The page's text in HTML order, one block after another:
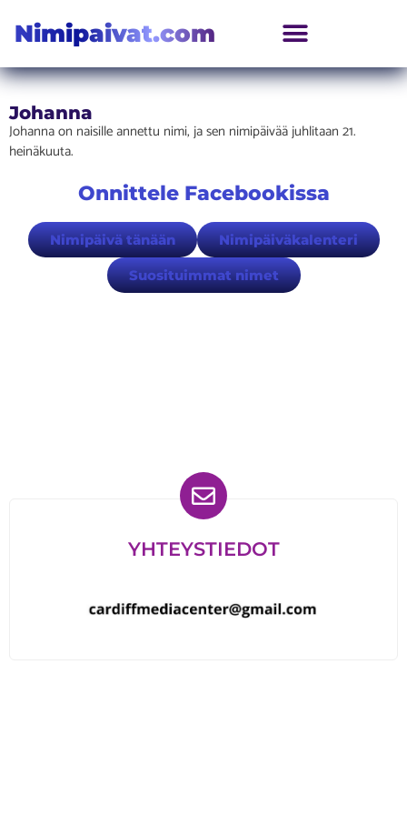
Nimipaivat.com
Johanna
Johanna on naisille annettu nimi, ja sen nimipäivää juhlitaan 21.
heinäkuuta.
Onnittele Facebookissa
Nimipäivä tänään Nimipäiväkalenteri
Suosituimmat nimet
YHTEYSTIEDOT